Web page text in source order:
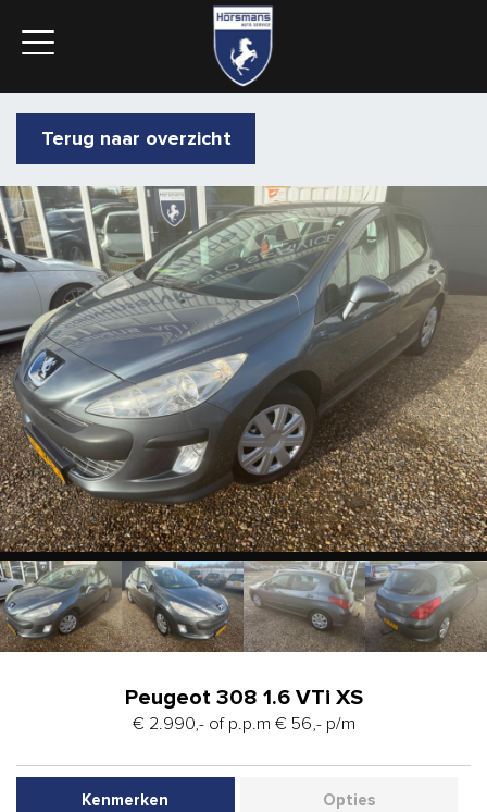
Terug naar overzicht
Peugeot 308 1.6 VTi XS
€ 2.990,- of p.p.m € 56,- p/m
Kenmerken Opties